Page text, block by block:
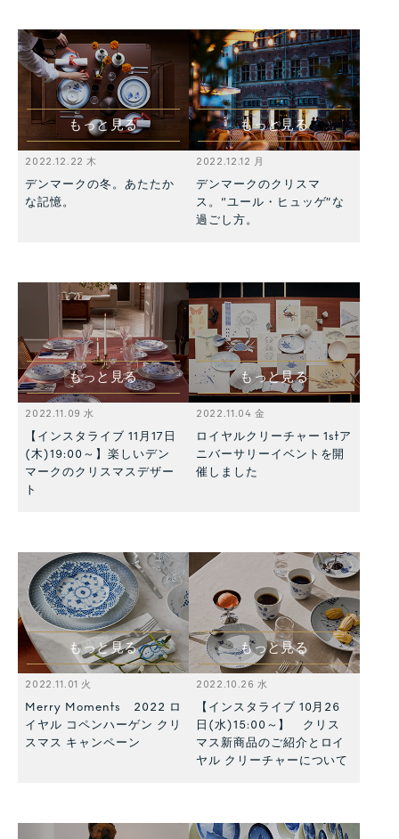
もっと見る
2022.12.22 木
デンマークの冬。あたたか
な記憶。
もっと見る
2022.12.12 月
デンマークのクリスマ
ス。“ユール・ヒュッゲ”な
過ごし方。
もっと見る
2022.11.09 水
【インスタライブ 11月17日
(木)19:00～】楽しいデン
マークのクリスマスデザー
ト
もっと見る
2022.11.04 金
ロイヤルクリーチャー 1stア
ニバーサリーイベントを開
催しました
もっと見る
2022.11.01 火
Merry Moments 2022 ロ
イヤル コペンハーゲン クリ
スマス キャンペーン
もっと見る
2022.10.26 水
【インスタライブ 10月26
日(水)15:00～】 クリス
マス新商品のご紹介とロイ
ヤル クリーチャーについて